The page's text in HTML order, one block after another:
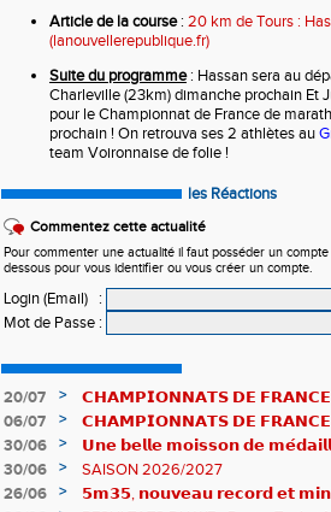
Article de la course: 20 km de Tours :
(lanouvellerepublique.fr)
Suite du programme: Hassan sera au
Charleville (23km) dimanche prochain Et
pour le Championnat de France de
prochain ! On retrouva ses 2 athlètes au
team Voironnaise de folie !
les Réactions
Commentez cette actualité
Pour commenter une actualité il faut posséder un
dessous pour vous identifier ou vous créer un compte.
Login (Email)
:
Mot de Passe :
20/07 >
𝗖𝗛𝗔𝗠𝗣𝗜𝗢𝗡𝗡𝗔𝗧𝗦 𝗗𝗘 𝗙𝗥𝗔𝗡𝗖𝗘
𝗵𝗶𝘀𝘁𝗼𝗿𝗶𝗾𝘂𝗲𝘀 !
06/07 >
𝗖𝗛𝗔𝗠𝗣𝗜𝗢𝗡𝗡𝗔𝗧𝗦 𝗗𝗘 𝗙𝗥𝗔𝗡𝗖𝗘 :
83è !
30/06 >
𝗨𝗻𝗲 𝗯𝗲𝗹𝗹𝗲 𝗺𝗼𝗶𝘀𝘀𝗼𝗻 𝗱𝗲
𝗔𝗨𝗥𝗔 !
30/06 >
SAISON 2026/2027
26/06
>
𝟱𝗺𝟯𝟱, 𝗻𝗼𝘂𝘃𝗲𝗮𝘂 𝗿𝗲𝗰𝗼𝗿𝗱 𝗲𝘁